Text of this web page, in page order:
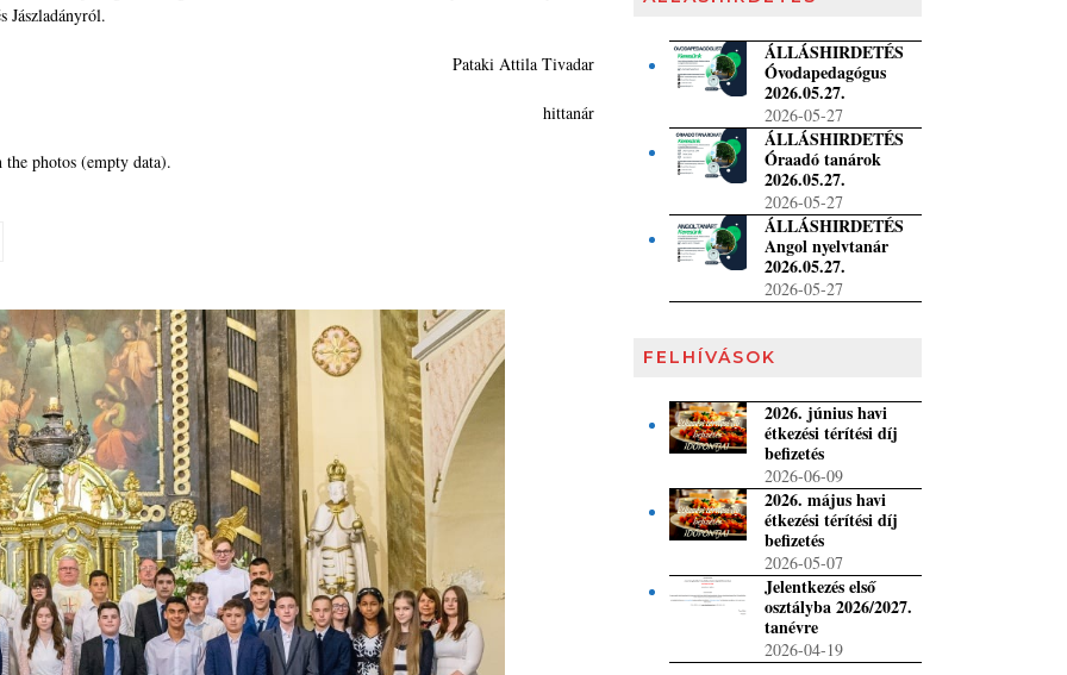
Jászladányról.
Pataki Attila Tivadar
hittanár
photos (empty data).
ÁLLÁSHIRDETÉS
Óvodapedagógus
2026.05.27.
2026-05-27
ÁLLÁSHIRDETÉS
Óraadó tanárok
2026.05.27.
2026-05-27
ÁLLÁSHIRDETÉS
Angol nyelvtanár
2026.05.27.
2026-05-27
FELHÍVÁSOK
2026. június havi
étkezési térítési díj
befizetés
2026-06-09
2026. május havi
étkezési térítési díj
befizetés
2026-05-07
Jelentkezés első
osztályba 2026/2027.
tanévre
2026-04-19